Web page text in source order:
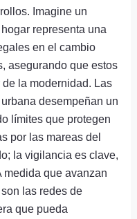
Imagine un
representa una
en el cambio
asegurando que estos
la modernidad. Las
desempeñan un
límites que protegen
por las mareas del
la vigilancia es clave,
que avanzan
las redes de
que pueda